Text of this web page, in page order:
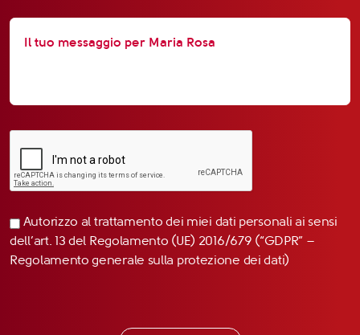
Autorizzo al trattamento dei miei dati personali ai sensi
dell’art. 13 del Regolamento (UE) 2016/679 (“GDPR” –
Regolamento generale sulla protezione dei dati)